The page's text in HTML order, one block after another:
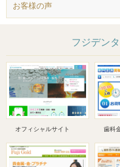
お客様の声
フジデン
オフィシャルサイト 歯科